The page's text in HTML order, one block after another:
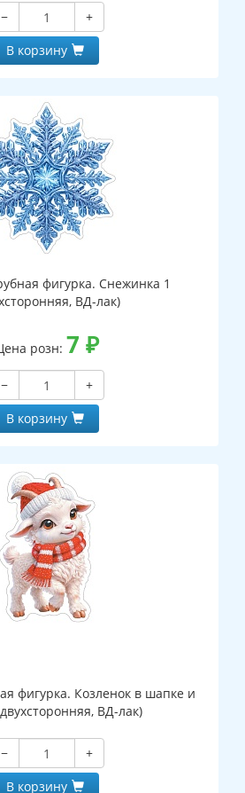
−
+
В корзину
фигурка. Снежинка 1
ВД-лак)
розн: 7 ₽
−
+
В корзину
фигурка. Козленок в шапке и
ВД-лак)
−
+
В корзину